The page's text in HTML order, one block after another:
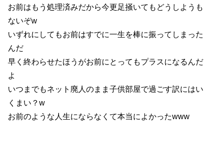
お前はもう処理済みだから今更足掻いてもどうしようも
ないぞw
いずれにしてもお前はすでに一生を棒に振ってしまった
んだ
早く終わらせたほうがお前にとってもプラスになるんだ
よ
いつまでもネット廃人のまま子供部屋で過ごす訳にはい
くまい？w
お前のような人生にならなくて本当によかったwww